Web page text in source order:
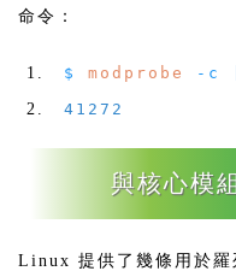
命令：
$ modprobe - c
41272
與核心模
Linux 提供了幾條用於羅